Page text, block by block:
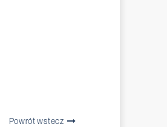
Powrót wstecz